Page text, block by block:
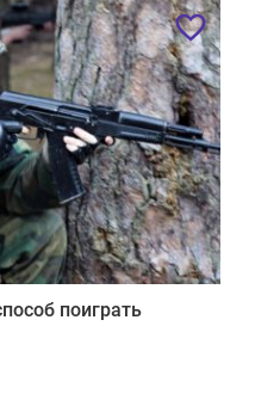
поиграть